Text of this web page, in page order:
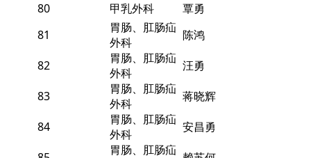
80
甲乳外科
覃勇
81
胃肠、肛肠疝
外科
陈鸿
82
胃肠、肛肠疝
外科
汪勇
83
胃肠、肛肠疝
外科
蒋晓辉
84
胃肠、肛肠疝
外科
安昌勇
胃肠、肛肠疝